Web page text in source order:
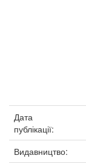
Дата
публікації:
Видавництво: